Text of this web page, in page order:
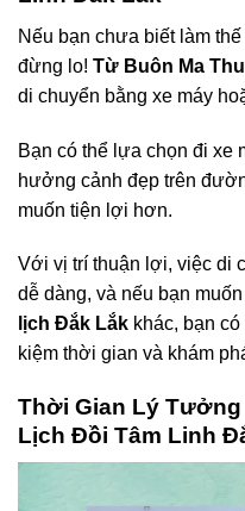
Nếu bạn chưa biết làm
đừng lo! Từ Buôn Ma
di chuyển bằng xe máy
Bạn có thể lựa chọn đi xe
hưởng cảnh đẹp trên
muốn tiện lợi hơn.
Với vị trí thuận lợi, việc di
dễ dàng, và nếu bạn
lịch Đắk Lắk khác, bạn
kiệm thời gian và khám
Thời Gian Lý Tưởng
Lịch Đồi Tâm Linh